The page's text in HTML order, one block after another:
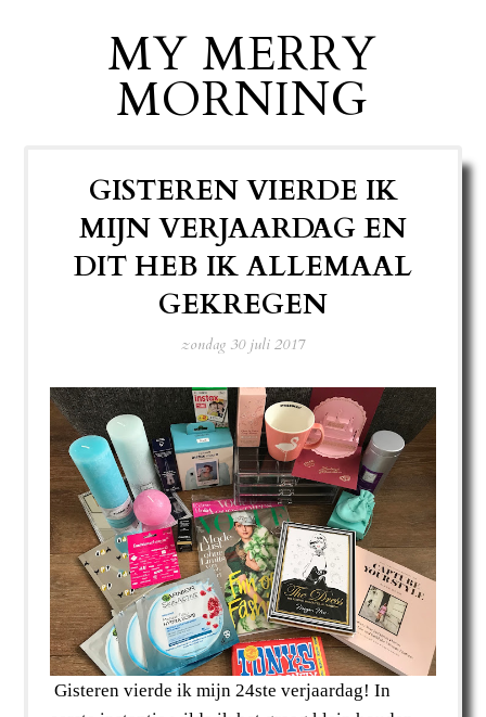
MY MERRY
MORNING
GISTEREN VIERDE IK
MIJN VERJAARDAG EN
DIT HEB IK ALLEMAAL
GEKREGEN
zondag 30 juli 2017
Gisteren vierde ik mijn 24ste verjaardag! In